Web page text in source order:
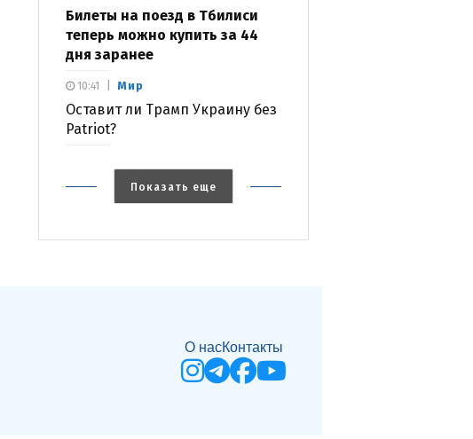
Билеты на поезд в Тбилиси
теперь можно купить за 44
дня заранее
Мир
Оставит ли Трамп Украину без
Patriot?
10:41
Показать еще
О насКонтакты